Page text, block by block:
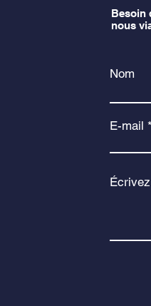
Besoin
nous
Nom
E-mail